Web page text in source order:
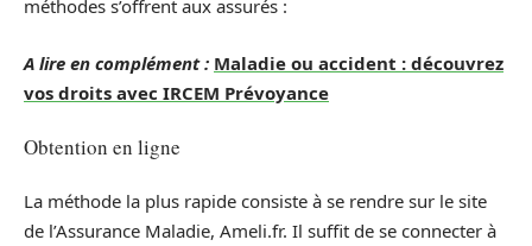
méthodes s’offrent aux assurés :
A lire en complément : Maladie ou accident : découvrez
vos droits avec IRCEM Prévoyance
Obtention en ligne
La méthode la plus rapide consiste à se rendre sur le site
de l’Assurance Maladie, Ameli.fr. Il suffit de se connecter à